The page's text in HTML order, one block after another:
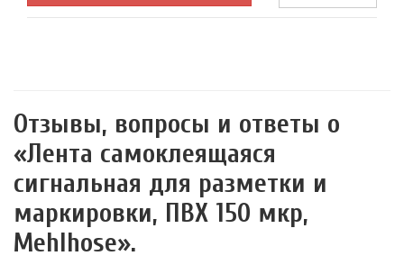
Отзывы, вопросы и ответы о
«Лента самоклеящаяся
сигнальная для разметки и
маркировки, ПВХ 150 мкр,
Mehlhose».